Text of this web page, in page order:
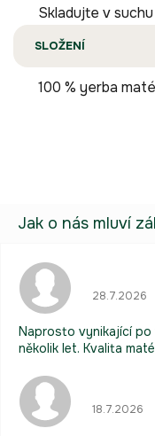
Skladujte v
SLOŽENÍ
100 % yerba
28.7.2026
Naprosto vynikající
několik let. Kvalita
18.7.2026